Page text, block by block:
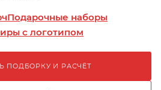
Подарочные наборы
с логотипом
ПОДБОРКУ И РАСЧЁТ